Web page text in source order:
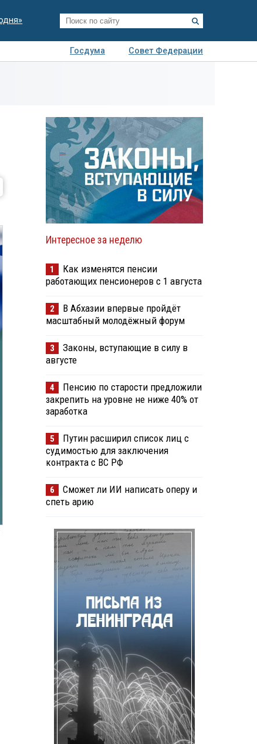
Госдума
Совет Федерации
Интересное за неделю
1
Как изменятся пенсии
работающих пенсионеров с 1 августа
2
В Абхазии впервые пройдёт
масштабный молодёжный форум
3
Законы, вступающие в силу в
августе
4
Пенсию по старости предложили
закрепить на уровне не ниже 40% от
заработка
5
Путин расширил список лиц с
судимостью для заключения
контракта с ВС РФ
6
Сможет ли ИИ написать оперу и
спеть арию